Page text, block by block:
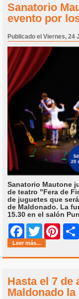
Sanatorio
evento por
Publicado el Viernes, 24
Sanatorio Mautone
de teatro "Fera de
de juguetes que
de Maldonado. La
15.30 en el salón
Facebook
Twitter
Leer más...
Hasta el 7 de
Maldonado